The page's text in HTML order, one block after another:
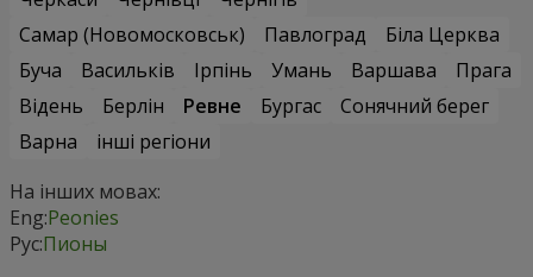
Самар (Новомосковськ)
Павлоград
Біла Церква
Буча
Васильків Ірпінь Умань Варшава
Прага
Відень
Берлін Ревне Бургас
Сонячний берег
Варна
інші регіони
На інших мовах:
Eng:Peonies
Рус:Пионы